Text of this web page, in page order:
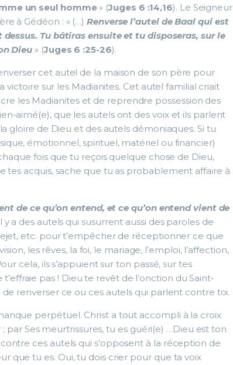
un seul homme » (Juges 6 :14,16). Le Seigneur
à Gédéon : « (…)Renverse l’autel de Baal qui est
Tu bâtiras ensuite et tu disposeras, sur le
Dieu » (Juges 6 :25-26).
cet autel de la maison de son père pour
victoire sur les Madianites. Cet autel familial criait
les Madianites et de reprendre possession des
aimé(e), que les autels ont des voix et ils parlent
gloire de Dieu et des autels démoniaques. Si tu
émotionnel, spirituel, matériel ou financier)
fois que tu reçois quelque chose de Dieu,
tes acquis, sache que tu as probablement affaire à
de ce qu’on entend, et ce qu’on entend vient de
y a des autels qui susurrent aussi des paroles de
etc. pour t’empêcher de réceptionner ce que
les rêves, la foi, le mariage, l’emploi, l’affection,
cela, ils s’appuient sur ton passé, sur tes
pas ! Dieu te revêt de l’onction du Saint-
renverser ce ou ces autels qui parlent contre toi.
perpétuel. Christ a tout accompli à la croix
par Ses meurtrissures, tu es guéri(e) …Dieu est ton
ces autels qui s’opposent à la réception de
que tu es. Oui, tu dois crier pour que ta voix